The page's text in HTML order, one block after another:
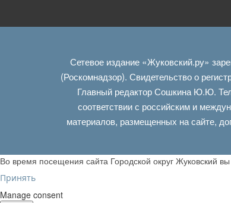
Сетевое издание «Жуковский.ру»
(Роскомнадзор). Свидетельство о
Главный редактор Сошкина Ю.Ю.
соответствии с российским и
материалов, размещенных на сайте,
Во время посещения сайта Городской округ Жуковский
Принять
Manage consent